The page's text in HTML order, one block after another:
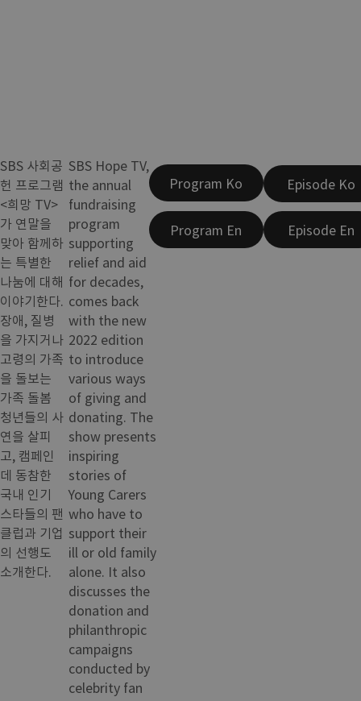
SBS 사회공
헌 프로그램
<희망 TV>
가 연말을
맞아 함께하
는 특별한
나눔에 대해
이야기한다.
장애, 질병
을 가지거나
고령의 가족
을 돌보는
가족 돌봄
청년들의 사
연을 살피
고, 캠페인
데 동참한
국내 인기
스타들의 팬
클럽과 기업
의 선행도
소개한다.
SBS Hope TV,
the annual
fundraising
program
supporting
relief and aid
for decades,
comes back
with the new
2022 edition
to introduce
various ways
of giving and
donating. The
show presents
inspiring
stories of
Young Carers
who have to
support their
ill or old family
alone. It also
discusses the
donation and
philanthropic
campaigns
conducted by
celebrity fan
Program Ko
Program En
Episode Ko
Episode En